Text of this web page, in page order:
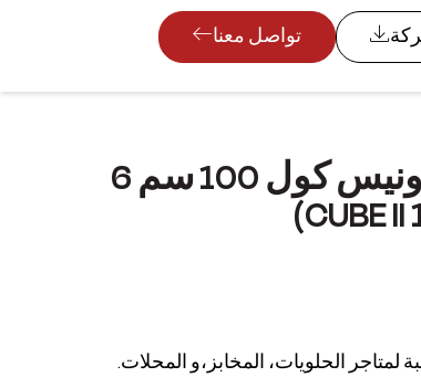
تواصل معنا
ثلاجة آيس كريم يونيس كول 100 سم 6
الحلويات، المخابز،و المحلات.